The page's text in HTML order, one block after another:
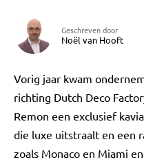
Geschreven door
Noël van Hooft
Vorig jaar kwam
richting Dutch Deco
Remon een exclusief
die luxe uitstraalt en een
zoals Monaco en Miami